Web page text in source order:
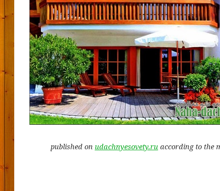
published on udachnyesovety.ru according to the